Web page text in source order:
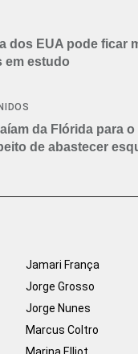
dos EUA pode ficar
em estudo
da Flórida para
de abastecer
Jamari França
Jorge Grosso
Jorge Nunes
Marcus Coltro